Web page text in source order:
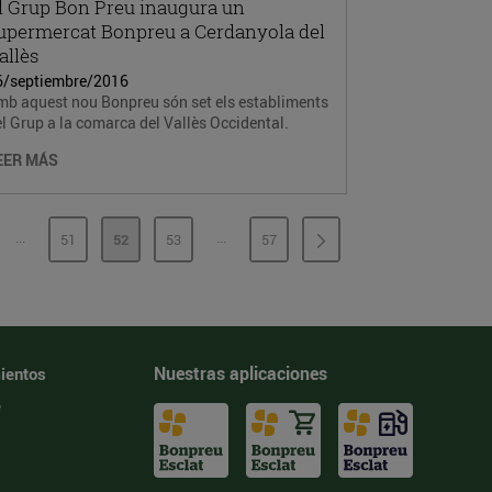
Grup Bon Preu inaugura un
Bonpreu a Cerdanyola del
septiembre/2016
aquest nou Bonpreu són set els establiments
Grup a la comarca del Vallès Occidental.
MÁS
...PÁGINAS INTERMEDIAS
PÁGINA
51 PÁGINA
52 PÁGINA
53 ...PÁGINAS INTERMEDIAS
PÁGINA
57
Nuestras aplicaciones